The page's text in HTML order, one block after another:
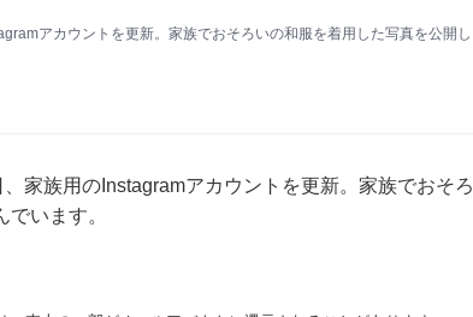
アカウントを更新。家族でおそろいの和服を着用した写真を公開し
家族用のInstagramアカウントを更新。家族でおそろ
います。